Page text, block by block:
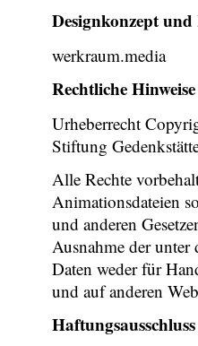
Designkonzept
werkraum.media
Rechtliche Hinweise
Urheberrecht
Stiftung
Alle Rechte
Animationsdateien
und anderen
Ausnahme der
Daten weder für
und auf anderen
Haftungsausschluss